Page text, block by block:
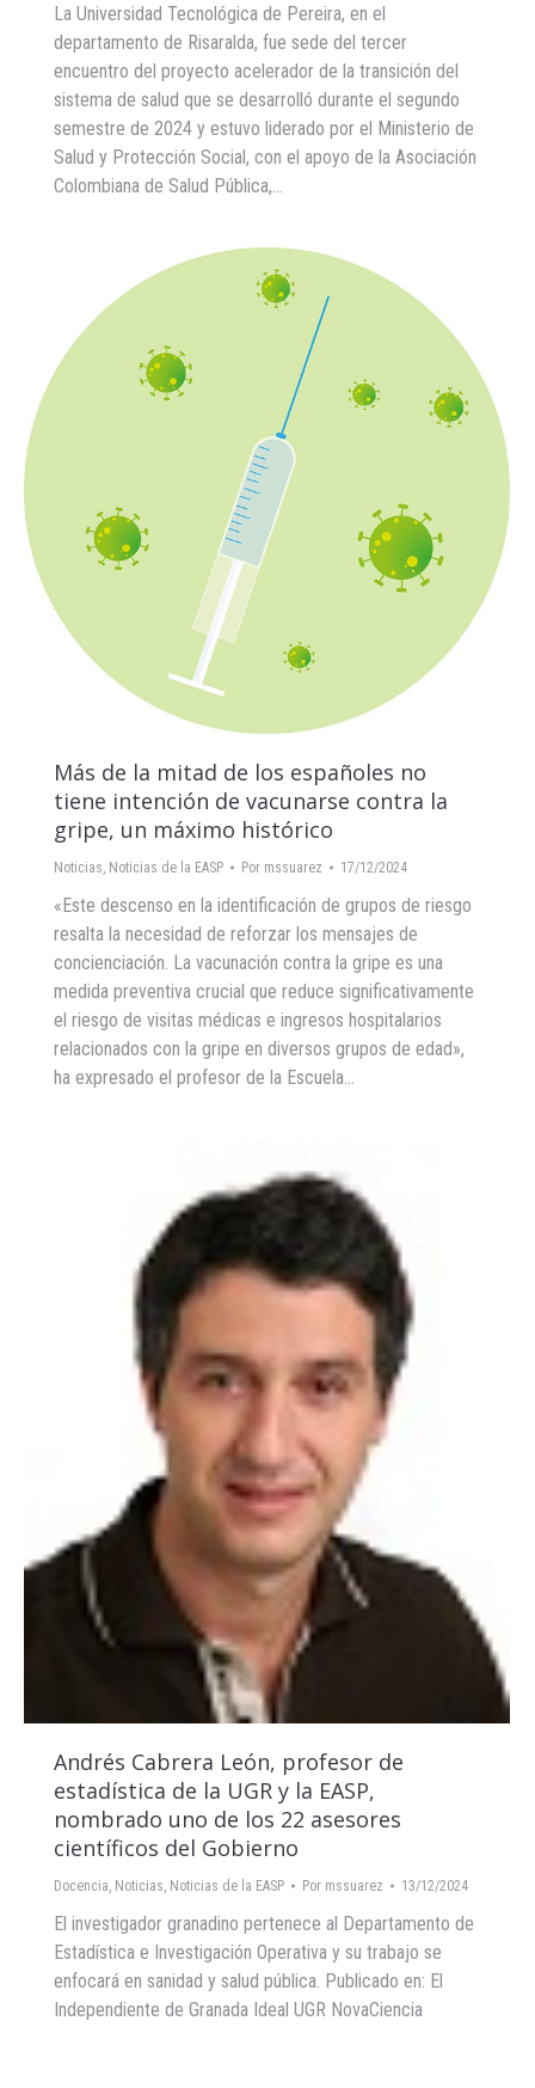
La Universidad Tecnológica de Pereira, en el
departamento de Risaralda, fue sede del tercer
encuentro del proyecto acelerador de la transición del
sistema de salud que se desarrolló durante el segundo
semestre de 2024 y estuvo liderado por el Ministerio de
Salud y Protección Social, con el apoyo de la Asociación
Colombiana de Salud Pública,…
Más de la mitad de los españoles no
tiene intención de vacunarse contra la
gripe, un máximo histórico
Noticias, Noticias de la EASP Por mssuarez 17/12/2024
«Este descenso en la identificación de grupos de riesgo
resalta la necesidad de reforzar los mensajes de
concienciación. La vacunación contra la gripe es una
medida preventiva crucial que reduce significativamente
el riesgo de visitas médicas e ingresos hospitalarios
relacionados con la gripe en diversos grupos de edad»,
ha expresado el profesor de la Escuela…
Andrés Cabrera León, profesor de
estadística de la UGR y la EASP,
nombrado uno de los 22 asesores
científicos del Gobierno
Docencia, Noticias, Noticias de la EASP Por mssuarez 13/12/2024
El investigador granadino pertenece al Departamento de
Estadística e Investigación Operativa y su trabajo se
enfocará en sanidad y salud pública. Publicado en: El
Independiente de Granada Ideal UGR NovaCiencia